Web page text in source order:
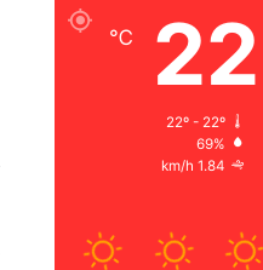
22
℃
22º - 22º
69%
1.84 km/h